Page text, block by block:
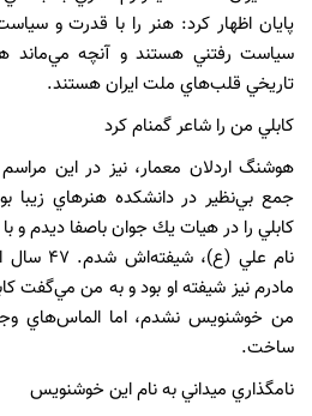
پايان اظهار كرد: هنر را با قدرت و
سياست رفتني هستند و آنچه مي‌ماند
تاريخي قلب‌هاي ملت ايران هستند.
كابلي من را شاعر گمنام كرد
جمع بي‌نظير در دانشكده هنرهاي زيبا
كابلي را در هيات يك جوان باصفا ديدم و
نام علي
مادرم نيز شيفته او بود و به من مي‌گفت
من خوشنويس نشدم، اما الماس‌هاي
ساخت.
نامگذاري ميداني به نام اين خوشنويس